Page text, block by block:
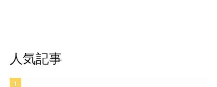
人気記事